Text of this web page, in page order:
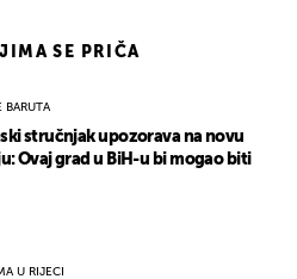
SE PRIČA
BARUTA
stručnjak upozorava na novu
Ovaj grad u BiH-u bi mogao biti
U RIJECI